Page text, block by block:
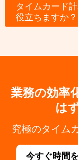
タイムカード
役立ちますか？
業務の効率
は
究極のタイム
今すぐ時間